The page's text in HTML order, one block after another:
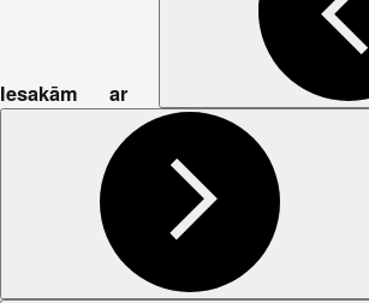
Iesakām ar